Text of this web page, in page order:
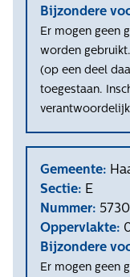
Bijzondere
Er mogen geen
worden
(op een deel
toegestaan.
Gemeente:
Sectie: E
Nummer:
Oppervlakte:
Bijzondere
Er mogen geen